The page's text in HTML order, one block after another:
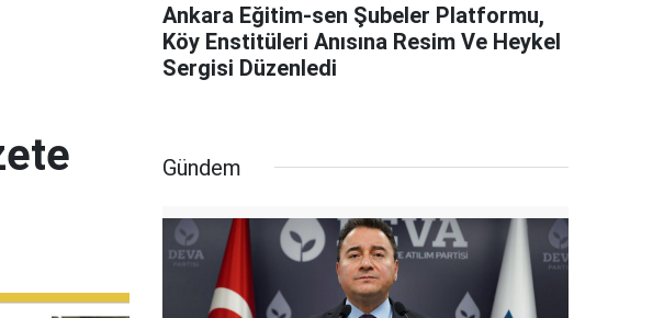
Ankara Eğitim-sen Şubeler Platformu,
Köy Enstitüleri Anısına Resim Ve Heykel
Sergisi Düzenledi
Gündem